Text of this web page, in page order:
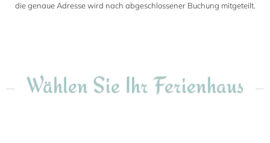
die genaue Adresse wird nach abgeschlossener Buchung mitgeteilt.
Wählen Sie Ihr Ferienhaus